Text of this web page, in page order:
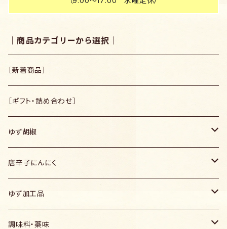
｜商品カテゴリーから選択｜
［新着商品］
［ギフト・詰め合わせ］
ゆず胡椒
ゆず胡椒
青
赤
液体ゆず胡椒
青
ゆず胡椒醤油
唐辛子にんにく
青
赤
ゆず加工品
100％ゆず果汁
調味料・薬味